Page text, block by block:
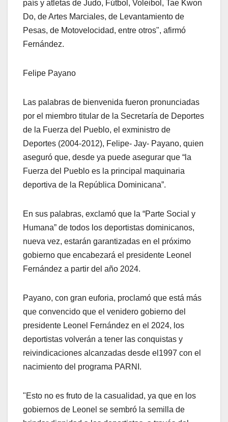
país y atletas de Judo, Fútbol, Voleibol, Tae Kwon
Do, de Artes Marciales, de Levantamiento de
Pesas, de Motovelocidad, entre otros", afirmó
Fernández.
Felipe Payano
Las palabras de bienvenida fueron pronunciadas
por el miembro titular de la Secretaría de Deportes
de la Fuerza del Pueblo, el exministro de
Deportes (2004-2012), Felipe- Jay- Payano, quien
aseguró que, desde ya puede asegurar que “la
Fuerza del Pueblo es la principal maquinaria
deportiva de la República Dominicana”.
En sus palabras, exclamó que la “Parte Social y
Humana” de todos los deportistas dominicanos,
nueva vez, estarán garantizadas en el próximo
gobierno que encabezará el presidente Leonel
Fernández a partir del año 2024.
Payano, con gran euforia, proclamó que está más
que convencido que el venidero gobierno del
presidente Leonel Fernández en el 2024, los
deportistas volverán a tener las conquistas y
reivindicaciones alcanzadas desde el1997 con el
nacimiento del programa PARNI.
"Esto no es fruto de la casualidad, ya que en los
gobiernos de Leonel se sembró la semilla de